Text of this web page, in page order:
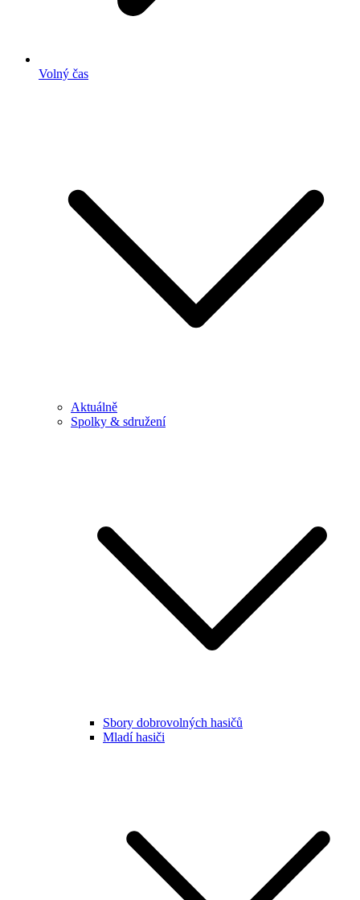
Volný čas
Aktuálně
Spolky & sdružení
Sbory dobrovolných hasičů
Mladí hasiči